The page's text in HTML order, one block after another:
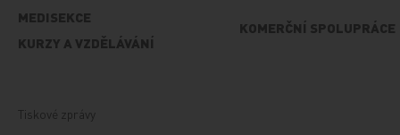
MEDISEKCE
KURZY A VZDĚLÁVÁNÍ
KOMERČNÍ SPOLUPRÁCE
Tiskové zprávy